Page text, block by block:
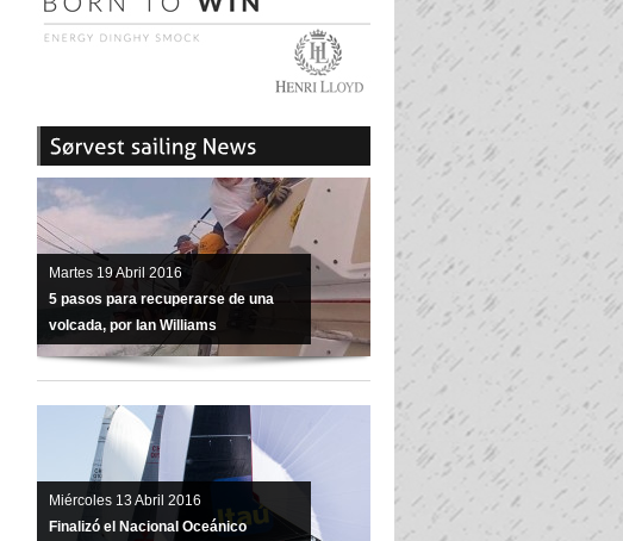
Martes 19 Abril 2016
5 pasos para recuperarse de una
volcada, por Ian Williams
Miércoles 13 Abril 2016
Finalizó el Nacional Oceánico